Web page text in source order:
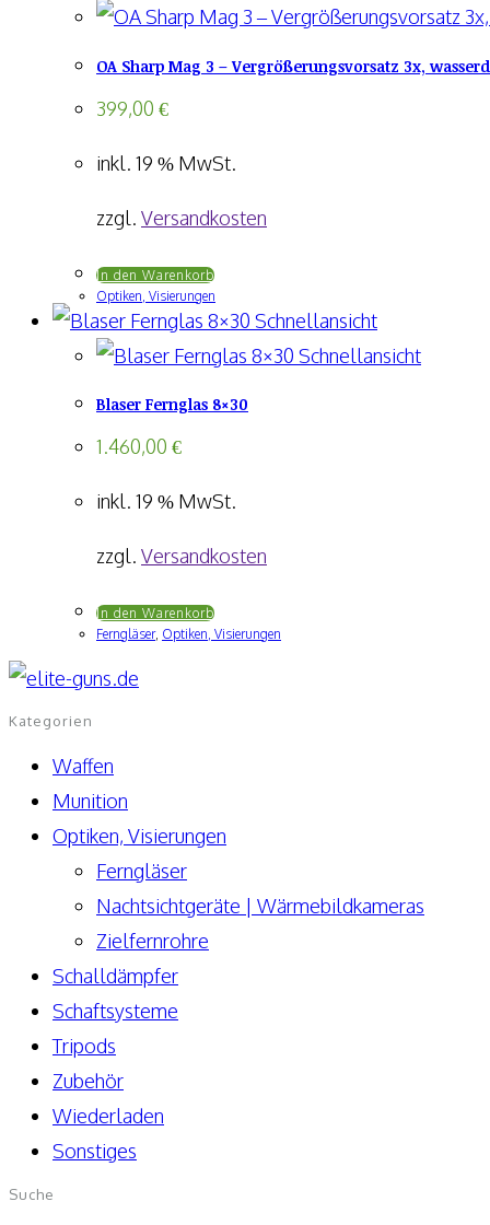
OA Sharp Mag 3 – Vergrößerungsvorsatz 3x,
399,00 €
inkl. 19 % MwSt.
zzgl. Versandkosten
In den Warenkorb
Optiken, Visierungen
Schnellansicht
Schnellansicht
Blaser Fernglas 8×30
1.460,00 €
inkl. 19 % MwSt.
zzgl. Versandkosten
In den Warenkorb
Ferngläser, Optiken, Visierungen
Kategorien
Waffen
Munition
Optiken, Visierungen
Ferngläser
Nachtsichtgeräte | Wärmebildkameras
Zielfernrohre
Schalldämpfer
Schaftsysteme
Tripods
Zubehör
Wiederladen
Sonstiges
Suche